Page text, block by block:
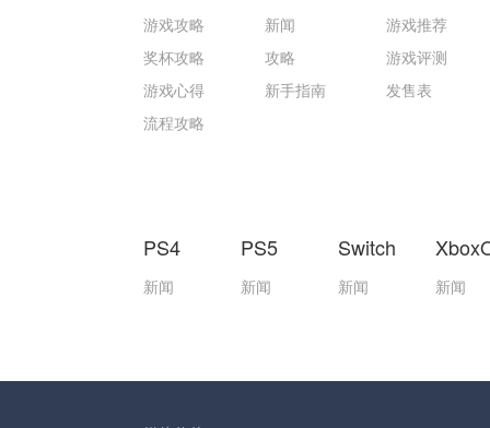
游戏攻略
奖杯攻略
游戏心得
流程攻略
新闻
攻略
新手指南
游戏推荐
游戏评测
发售表
PS4
新闻
PS5
新闻
Switch
新闻 新闻